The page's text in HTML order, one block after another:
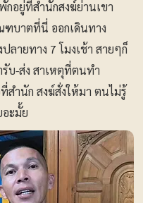
กอยู่ที่สำนักสงฆ์ย่านเขา
บาตที่นี่ ออกเดินทาง
ลายทาง 7 โมงเช้า สายๆก็
รับ-ส่ง สาเหตุที่ตนทำ
สำนัก สงฆ์สั่งให้มา ตนไม่รู้
อะมั้ย